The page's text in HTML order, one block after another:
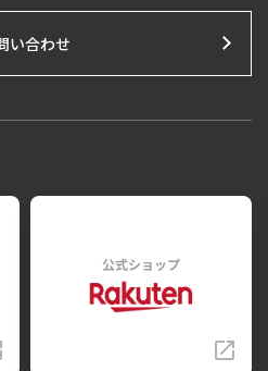
い合わせ
公式ショップ